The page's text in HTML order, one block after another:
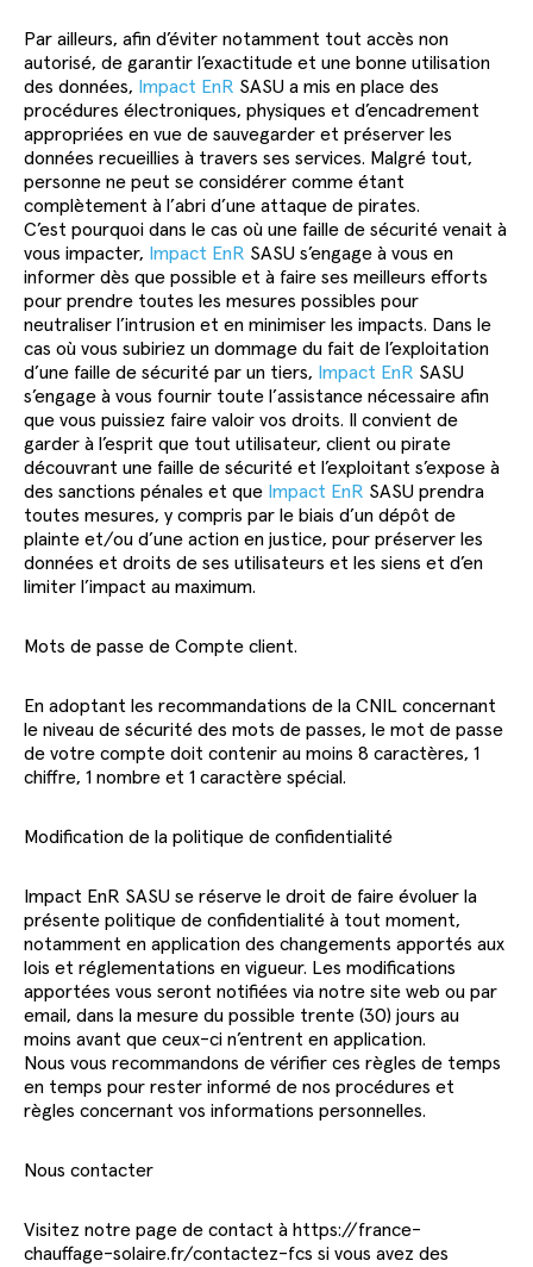
Par ailleurs, afin d’éviter notamment tout accès non
autorisé, de garantir l’exactitude et une bonne utilisation
des données, Impact EnR SASU a mis en place des
procédures électroniques, physiques et d’encadrement
appropriées en vue de sauvegarder et préserver les
données recueillies à travers ses services. Malgré tout,
personne ne peut se considérer comme étant
complètement à l’abri d’une attaque de pirates.
C’est pourquoi dans le cas où une faille de sécurité venait à
vous impacter, Impact EnR SASU s’engage à vous en
informer dès que possible et à faire ses meilleurs efforts
pour prendre toutes les mesures possibles pour
neutraliser l’intrusion et en minimiser les impacts. Dans le
cas où vous subiriez un dommage du fait de l’exploitation
d’une faille de sécurité par un tiers, Impact EnR SASU
s’engage à vous fournir toute l’assistance nécessaire afin
que vous puissiez faire valoir vos droits. Il convient de
garder à l’esprit que tout utilisateur, client ou pirate
découvrant une faille de sécurité et l’exploitant s’expose à
des sanctions pénales et que Impact EnR SASU prendra
toutes mesures, y compris par le biais d’un dépôt de
plainte et/ou d’une action en justice, pour préserver les
données et droits de ses utilisateurs et les siens et d’en
limiter l’impact au maximum.
Mots de passe de Compte client.
En adoptant les recommandations de la CNIL concernant
le niveau de sécurité des mots de passes, le mot de passe
de votre compte doit contenir au moins 8 caractères, 1
chiffre, 1 nombre et 1 caractère spécial.
Modification de la politique de confidentialité
Impact EnR SASU se réserve le droit de faire évoluer la
présente politique de confidentialité à tout moment,
notamment en application des changements apportés aux
lois et réglementations en vigueur. Les modifications
apportées vous seront notifiées via notre site web ou par
email, dans la mesure du possible trente (30) jours au
moins avant que ceux-ci n’entrent en application.
Nous vous recommandons de vérifier ces règles de temps
en temps pour rester informé de nos procédures et
règles concernant vos informations personnelles.
Nous contacter
Visitez notre page de contact à https://france-
chauffage-solaire.fr/contactez-fcs si vous avez des